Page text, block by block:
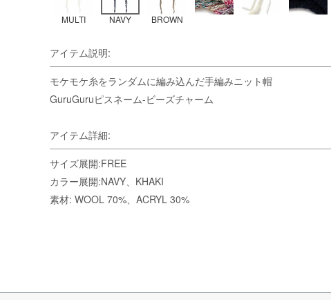
MULTI NAVY BROWN
アイテム説明:
モケモケ糸をランダムに編み込んだ手編みニット帽
GuruGuruピスネーム-ビーズチャーム
アイテム詳細:
サイズ展開:FREE
カラー展開:NAVY、KHAKI
素材: WOOL 70%、ACRYL 30%